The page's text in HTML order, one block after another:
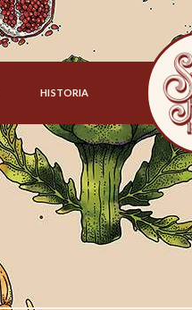
HISTORIA